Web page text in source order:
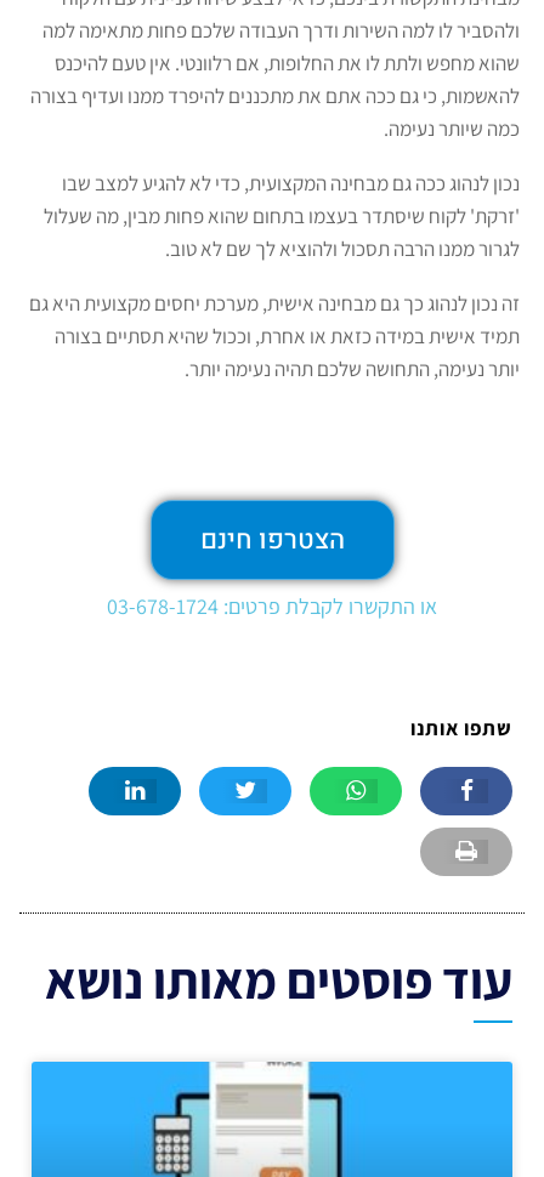
ולהסביר לו למה השירות ודרך העבודה שלכם פחות מתאימה למה
שהוא מחפש ולתת לו את החלופות, אם רלוונטי. אין טעם להיכנס
להאשמות, כי גם ככה אתם את מתכננים להיפרד ממנו ועדיף בצורה
כמה שיותר נעימה.
נכון לנהוג ככה גם מבחינה המקצועית, כדי לא להגיע למצב שבו
'זרקת' לקוח שיסתדר בעצמו בתחום שהוא פחות מבין, מה שעלול
לגרור ממנו הרבה תסכול ולהוציא לך שם לא טוב.
זה נכון לנהוג כך גם מבחינה אישית, מערכת יחסים מקצועית היא גם
תמיד אישית במידה כזאת או אחרת, וככול שהיא תסתיים בצורה
יותר נעימה, התחושה שלכם תהיה נעימה יותר.
הצטרפו חינם
או התקשרו לקבלת פרטים: 03-678-1724
שתפו אותנו
עוד פוסטים מאותו נושא